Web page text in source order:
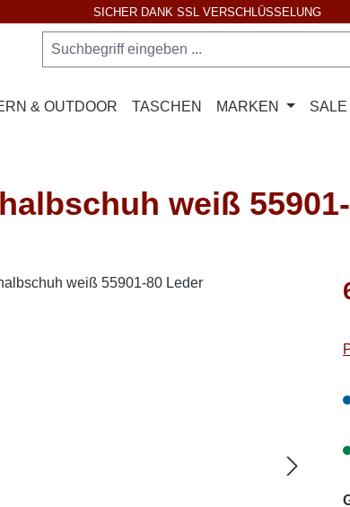
SICHER DANK SSL VERSCHLÜSSELUNG
& OUTDOOR TASCHEN MARKEN SALE
weiß